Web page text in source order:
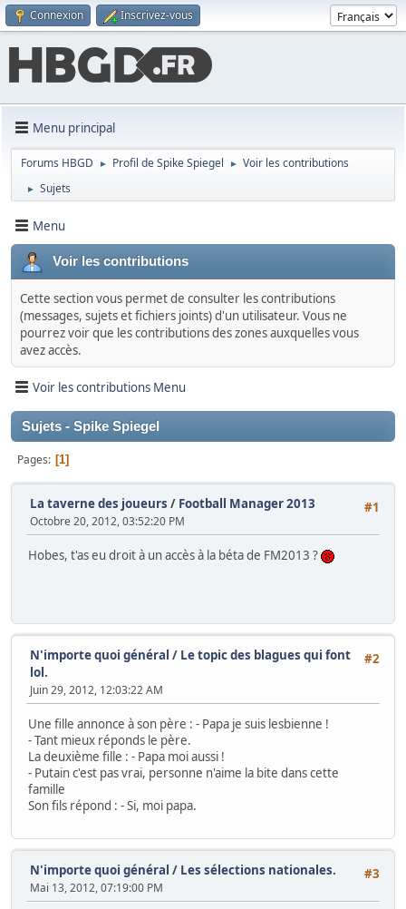
Connexion Inscrivez-vous
Menu principal
Forums HBGD ► Profil de Spike Spiegel ► Voir les contributions
► Sujets
Menu
Voir les contributions
Cette section vous permet de consulter les contributions
(messages, sujets et fichiers joints) d'un utilisateur. Vous ne
pourrez voir que les contributions des zones auxquelles vous
avez accès.
Voir les contributions Menu
Sujets - Spike Spiegel
Pages 1
#1
La taverne des joueurs / Football Manager 2013
Octobre 20, 2012, 03:52:20 PM
Hobes, t'as eu droit à un accès à la béta de FM2013 ?
#2
N'importe quoi général / Le topic des blagues qui font
lol.
Juin 29, 2012, 12:03:22 AM
Une fille annonce à son père : - Papa je suis lesbienne !
- Tant mieux réponds le père.
La deuxième fille : - Papa moi aussi !
- Putain c'est pas vrai, personne n'aime la bite dans cette
famille
Son fils répond : - Si, moi papa.
#3
N'importe quoi général / Les sélections nationales.
Mai 13, 2012, 07:19:00 PM